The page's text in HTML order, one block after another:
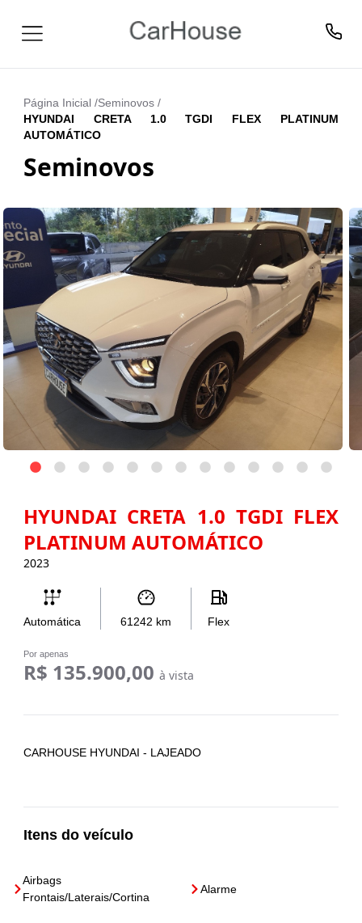
Página Inicial /Seminovos /
HYUNDAI CRETA 1.0 TGDI FLEX PLATINUM
AUTOMÁTICO
Seminovos
HYUNDAI CRETA 1.0 TGDI FLEX
PLATINUM AUTOMÁTICO
2023
Automática 61242 km Flex
Por apenas
R$ 135.900,00 à vista
CARHOUSE HYUNDAI - LAJEADO
Itens do veículo
Airbags
Frontais/Laterais/Cortina
Alarme